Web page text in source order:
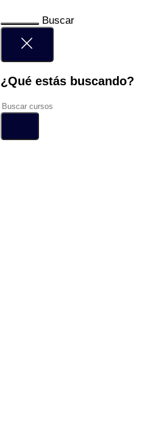
Buscar
¿Qué estás buscando?